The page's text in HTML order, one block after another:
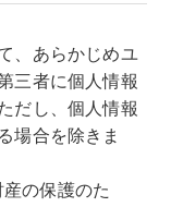
、あらかじめユ
三者に個人情報
だし、個人情報
場合を除きま
の保護のた